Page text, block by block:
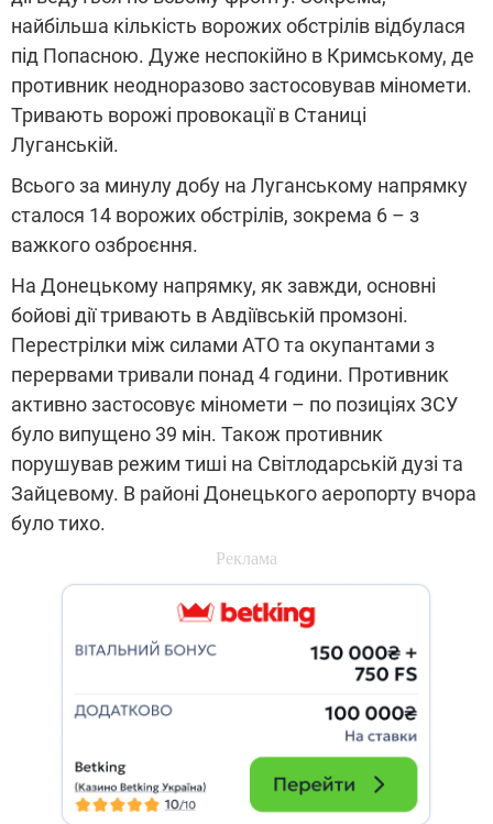
найбільша кількість ворожих обстрілів відбулася
під Попасною. Дуже неспокійно в Кримському, де
противник неодноразово застосовував міномети.
Тривають ворожі провокації в Станиці
Луганській.
Всього за минулу добу на Луганському напрямку
сталося 14 ворожих обстрілів, зокрема 6 – з
важкого озброєння.
На Донецькому напрямку, як завжди, основні
бойові дії тривають в Авдіївській промзоні.
Перестрілки між силами АТО та окупантами з
перервами тривали понад 4 години. Противник
активно застосовує міномети – по позиціях ЗСУ
було випущено 39 мін. Також противник
порушував режим тиші на Світлодарській дузі та
Зайцевому. В районі Донецького аеропорту вчора
було тихо.